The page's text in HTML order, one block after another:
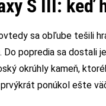
S III: keď
sa obľube tešili
Do popredia sa dostali
okrúhly kameň,
ponúkol ešte